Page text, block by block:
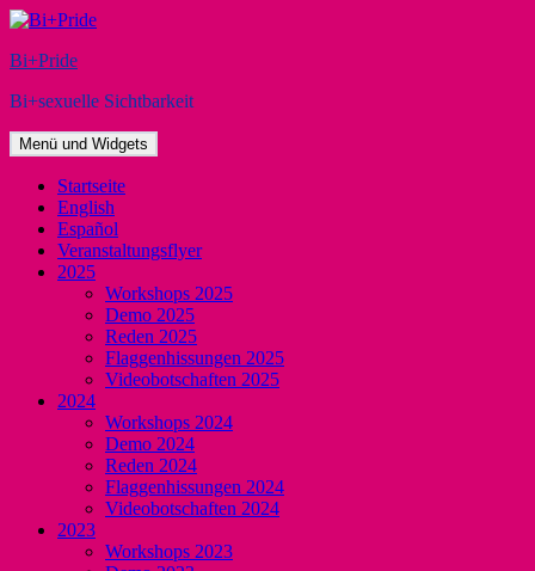
Zum
springen
Bi+Pride
Bi+sexuelle Sichtbarkeit
Menü und Widgets
Startseite
English
Español
Veranstaltungsflyer
2025
Workshops 2025
Demo 2025
Reden 2025
Flaggenhissungen 2025
Videobotschaften 2025
2024
Workshops 2024
Demo 2024
Reden 2024
Flaggenhissungen 2024
Videobotschaften 2024
2023
Workshops 2023